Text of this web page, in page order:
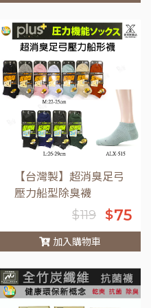
【台灣製】超消臭足弓
壓力船型除臭襪
$119 $75
加入購物車